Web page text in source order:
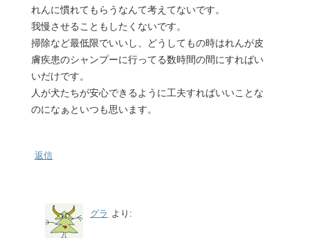
れんに慣れてもらうなんて考えてないです。
我慢させることもしたくないです。
掃除など最低限でいいし、どうしてもの時はれんが皮
膚疾患のシャンプーに行ってる数時間の間にすればい
いだけです。
人が犬たちが安心できるように工夫すればいいことな
のになぁといつも思います。
返信
グラ より: